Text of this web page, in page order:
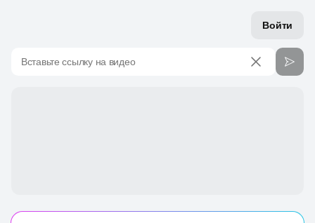
Войти
Вставьте ссылку на видео